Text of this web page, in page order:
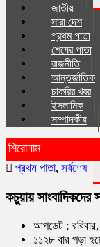
জাতীয়
সারা দেশ
প্রথম পাতা
শেষের পাতা
রাজনীতি
আন্তর্জাতিক
চাকরির খবর
ইসলা‌মিক
সম্পাদকীয়
শিরোনাম
কচুয়ার নলুয়ায়
প্রথম পাতা, সর্বশেষ
কচুয়ায় সাংবাদিকদের
আপডেট :
১১২৮ বার পড়া